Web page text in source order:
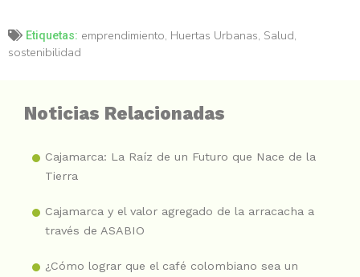
Etiquetas: emprendimiento, Huertas Urbanas, Salud,
sostenibilidad
Noticias Relacionadas
Cajamarca: La Raíz de un Futuro que Nace de la
Tierra
Cajamarca y el valor agregado de la arracacha a
través de ASABIO
¿Cómo lograr que el café colombiano sea un